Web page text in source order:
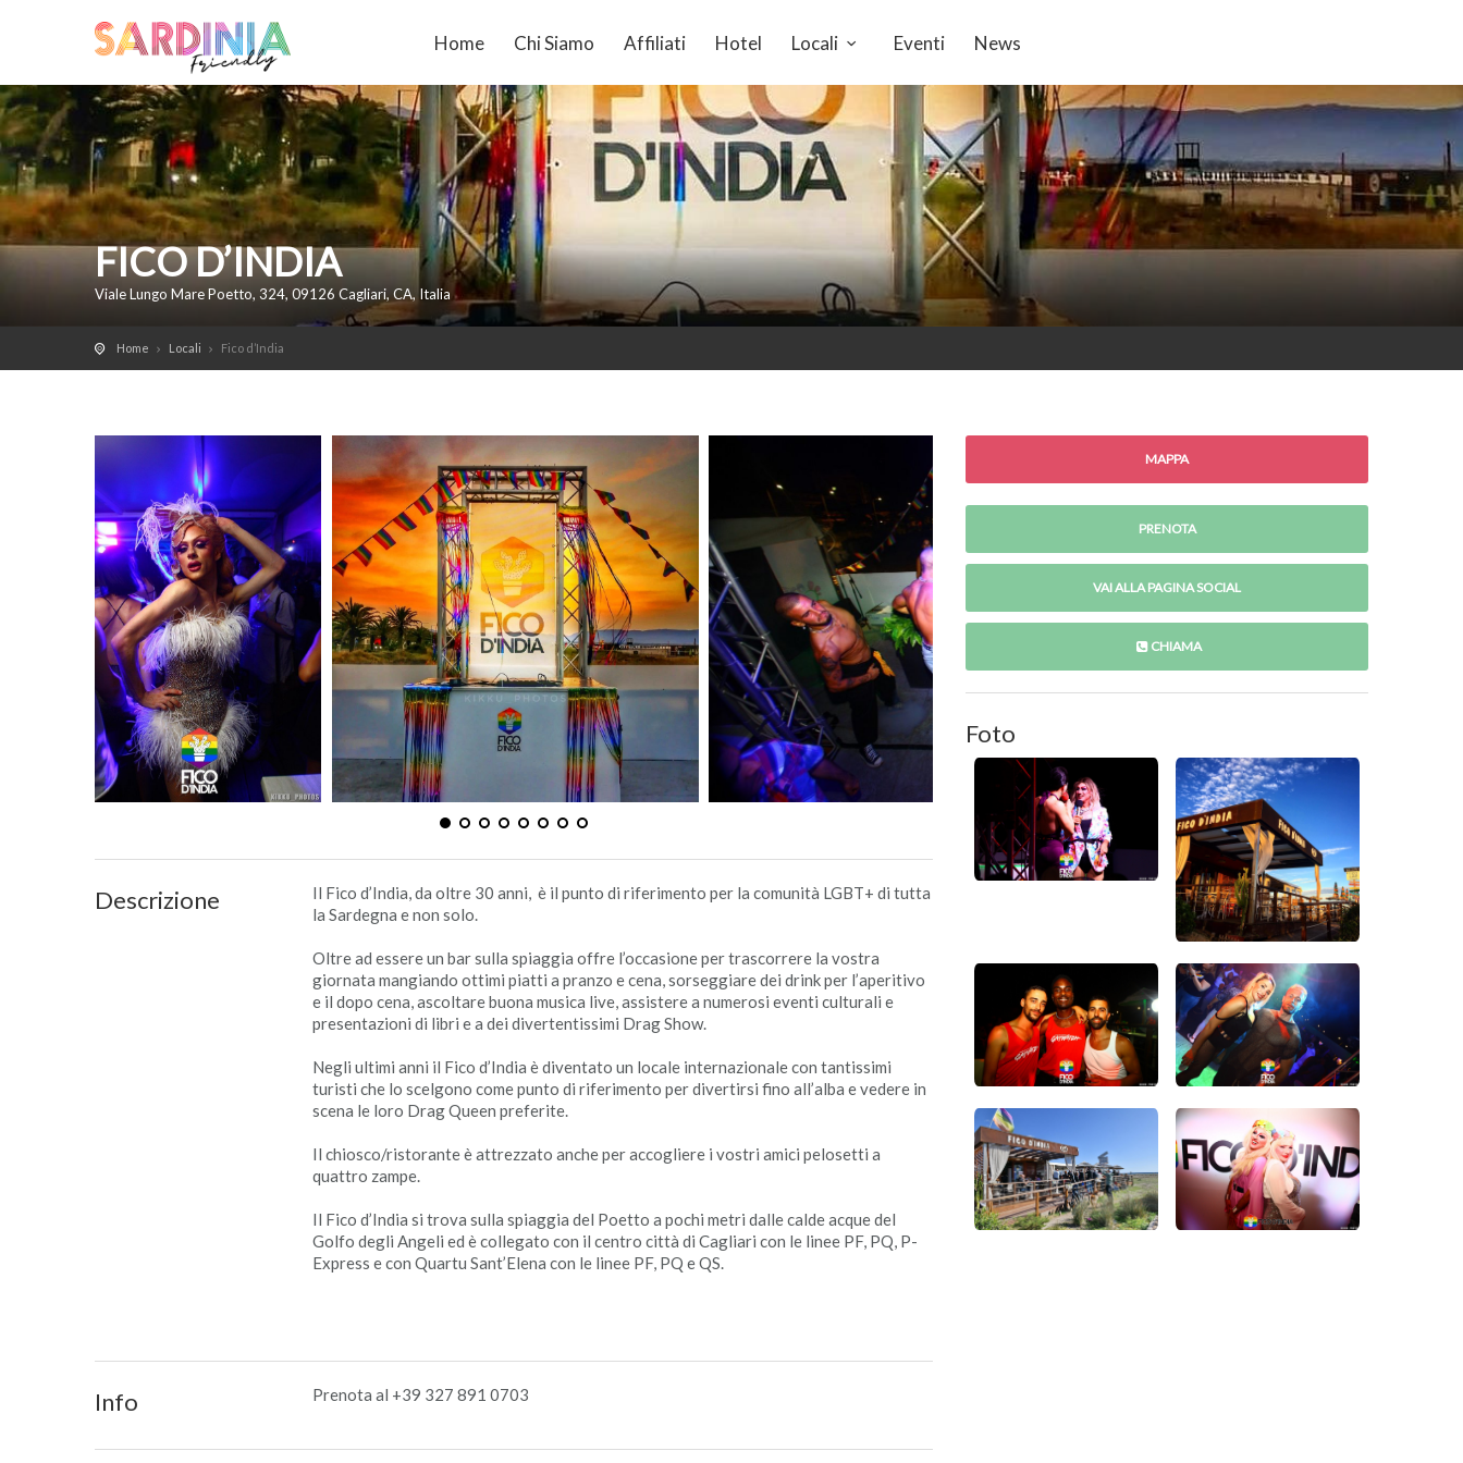
Home Chi Siamo Affiliati Hotel Locali Eventi News
FICO D’INDIA
Viale Lungo Mare Poetto, 324, 09126 Cagliari, CA, Italia
Home Locali Fico d’India
Descrizione
Il Fico d’India, da oltre 30 anni, è il punto di riferimento per la comunità LGBT+ di tutta
la Sardegna e non solo.
Oltre ad essere un bar sulla spiaggia offre l’occasione per trascorrere la vostra
giornata mangiando ottimi piatti a pranzo e cena, sorseggiare dei drink per l’aperitivo
e il dopo cena, ascoltare buona musica live, assistere a numerosi eventi culturali e
presentazioni di libri e a dei divertentissimi Drag Show.
Negli ultimi anni il Fico d’India è diventato un locale internazionale con tantissimi
turisti che lo scelgono come punto di riferimento per divertirsi fino all’alba e vedere in
scena le loro Drag Queen preferite.
Il chiosco/ristorante è attrezzato anche per accogliere i vostri amici pelosetti a
quattro zampe.
Il Fico d’India si trova sulla spiaggia del Poetto a pochi metri dalle calde acque del
Golfo degli Angeli ed è collegato con il centro città di Cagliari con le linee PF, PQ, P-
Express e con Quartu Sant’Elena con le linee PF, PQ e QS.
Info Prenota al +39 327 891 0703
MAPPA
PRENOTA
VAI ALLA PAGINA SOCIAL
CHIAMA
Foto